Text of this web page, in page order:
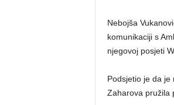
Nebojša
komunikaciji s
njegovoj posjeti
Podsjetio je da
Zaharova pružila